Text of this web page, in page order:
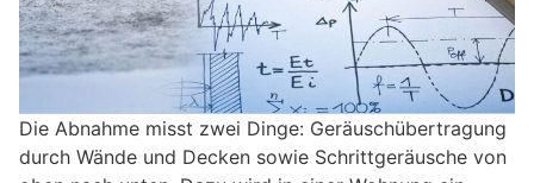
Die Abnahme misst zwei Dinge: Geräuschübertragung
durch Wände und Decken sowie Schrittgeräusche von